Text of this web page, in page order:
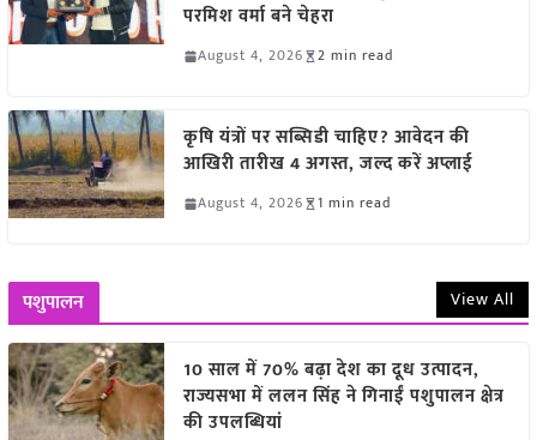
परमिश वर्मा बने चेहरा
August 4, 2026 2 min read
कृषि यंत्रों पर सब्सिडी चाहिए? आवेदन की
आखिरी तारीख 4 अगस्त, जल्द करें अप्लाई
August 4, 2026 1 min read
पशुपालन View All
10 साल में 70% बढ़ा देश का दूध उत्पादन,
राज्यसभा में ललन सिंह ने गिनाईं पशुपालन क्षेत्र
की उपलब्धियां